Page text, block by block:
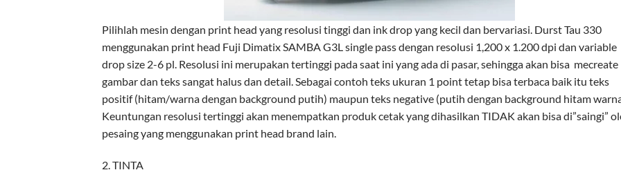
Pilihlah mesin dengan print head yang resolusi tinggi dan ink drop yang kecil dan bervariasi. Durst Tau 330
menggunakan print head Fuji Dimatix SAMBA G3L single pass dengan resolusi 1,200 x 1.200 dpi dan variable
drop size 2-6 pl. Resolusi ini merupakan tertinggi pada saat ini yang ada di pasar, sehingga akan bisa mecreate
gambar dan teks sangat halus dan detail. Sebagai contoh teks ukuran 1 point tetap bisa terbaca baik itu teks
positif (hitam/warna dengan background putih) maupun teks negative (putih dengan background hitam
Keuntungan resolusi tertinggi akan menempatkan produk cetak yang dihasilkan TIDAK akan bisa di”saingi”
pesaing yang menggunakan print head brand lain.
2. TINTA